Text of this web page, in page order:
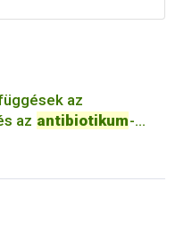
az
az antibiotikum-
élelmiszer tudomány